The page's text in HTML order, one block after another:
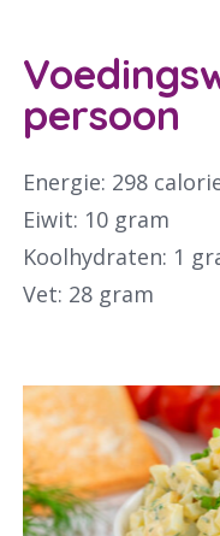
Waar ben je naar
persoon
Energie: 298
Eiwit: 10 gram
Koolhydraten: 1
Vet: 28 gram